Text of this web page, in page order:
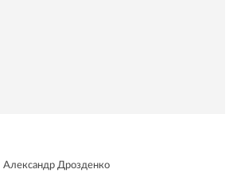
Александр Дрозденко